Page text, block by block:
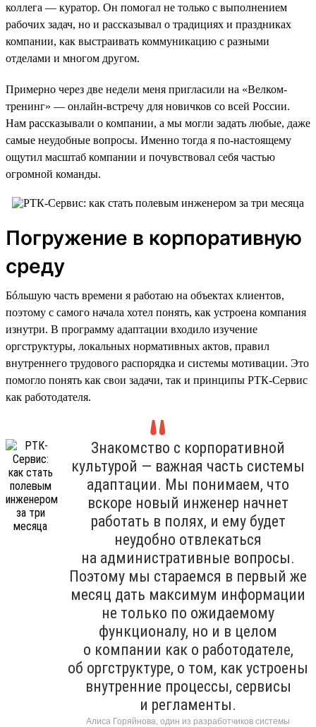
коллега — куратор. Он помогал не только с выполнением
рабочих задач, но и рассказывал о традициях и праздниках
компании, как выстраивать коммуникацию с разными
отделами и многом другом.
Примерно через две недели меня пригласили на «Велком-
тренинг» — онлайн-встречу для новичков со всей России.
Нам рассказывали о компании, а мы могли задать любые, даже
самые неудобные вопросы. Именно тогда я по-настоящему
ощутил масштаб компании и почувствовал себя частью
огромной команды.
Погружение в корпоративную
среду
Бóльшую часть времени я работаю на объектах клиентов,
поэтому с самого начала хотел понять, как устроена компания
изнутри. В программу адаптации входило изучение
оргструктуры, локальных нормативных актов, правил
внутреннего трудового распорядка и системы мотивации. Это
помогло понять как свои задачи, так и принципы РТК-Сервис
как работодателя.
Знакомство с корпоративной
культурой — важная часть системы
адаптации. Мы понимаем, что
вскоре новый инженер начнет
работать в полях, и ему будет
неудобно отвлекаться
на административные вопросы.
Поэтому мы стараемся в первый же
месяц дать максимум информации
не только по ожидаемому
функционалу, но и в целом
о компании как о работодателе,
об оргструктуре, о том, как устроены
внутренние процессы, сервисы
и регламенты.
Алиса Горяйнова, один из разработчиков системы